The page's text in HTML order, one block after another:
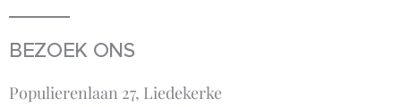
BEZOEK ONS
Populierenlaan 27, Liedekerke